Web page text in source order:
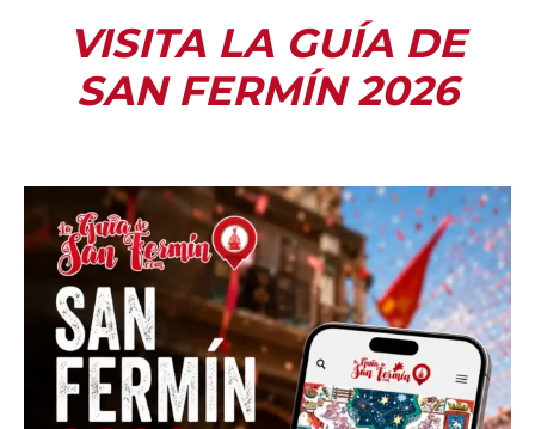
VISITA LA GUÍA DE
SAN FERMÍN 2026